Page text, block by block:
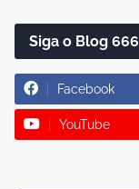
Siga o Blog 666
Facebook
YouTube